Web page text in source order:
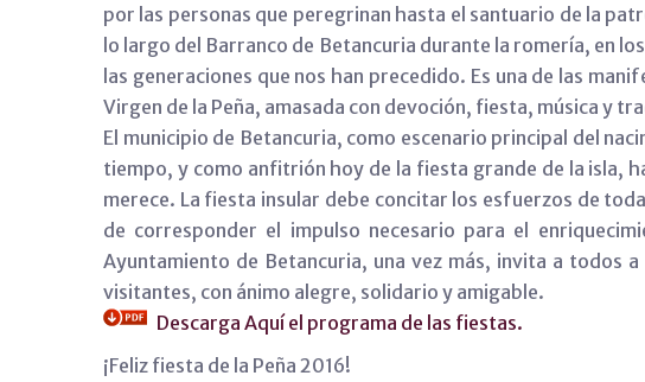
por las personas que peregrinan hasta el santuario de la
lo largo del Barranco de Betancuria durante la romería, en
las generaciones que nos han precedido. Es una de las
Virgen de la Peña, amasada con devoción, fiesta, música y
El municipio de Betancuria, como escenario principal del
tiempo, y como anfitrión hoy de la fiesta grande de la isla,
merece. La fiesta insular debe concitar los esfuerzos de
de corresponder el impulso necesario para el
Ayuntamiento de Betancuria, una vez más, invita a
visitantes, con ánimo alegre, solidario y amigable.
Descarga Aquí el programa de las fiestas.
¡Feliz fiesta de la Peña 2016!